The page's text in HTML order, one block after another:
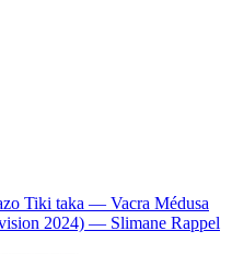
Tiki taka — Vacra Médusa
2024) — Slimane Rappel